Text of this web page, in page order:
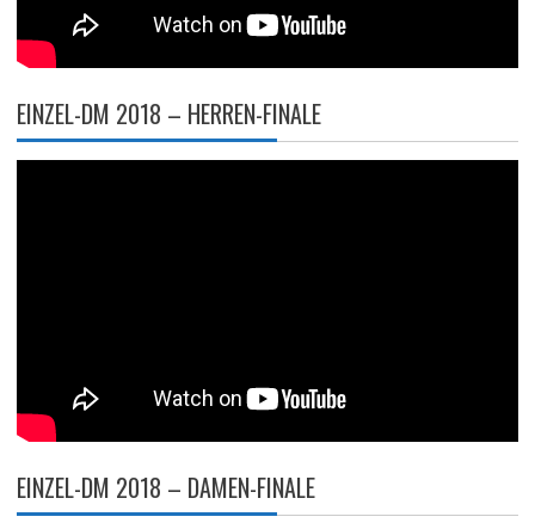
EINZEL-DM 2018 – HERREN-FINALE
EINZEL-DM 2018 – DAMEN-FINALE